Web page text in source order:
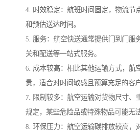
4. 时效稳定：航班时间固定，物流节
和预估送达时间。
5. 服务：航空快送通常提供门到门服
关和配送等一站式服务。
6. 成本较高：相比其他运输方式，航
贵，适合对时间敏感且预算充足的客户
7. 限制较多：航空运输对货物尺寸、
规定，某些危险品或特殊物品可能无
8. 环保压力：航空运输碳排放较高，